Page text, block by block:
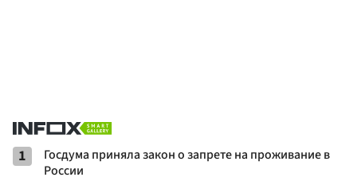
1
Госдума приняла закон о запрете на проживание в
России